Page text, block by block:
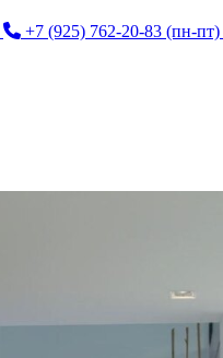
+7 (925) 762-20-83 (пн-пт)